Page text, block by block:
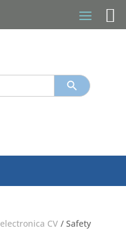
Zoekknop
electronica CV/ Safety